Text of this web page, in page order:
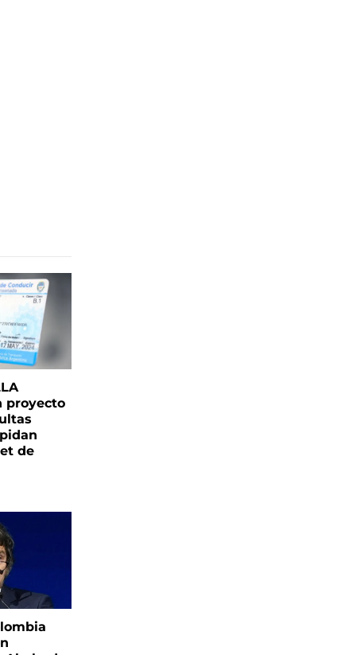
proyecto
de